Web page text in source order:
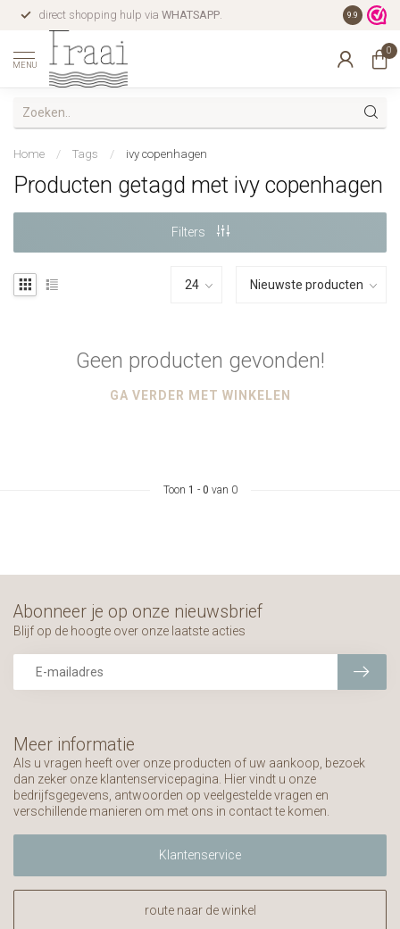
direct shopping hulp via WHATSAPP. gratis
9.9
MENU
0
Home / Tags / ivy copenhagen
Producten getagd met ivy copenhagen
Filters
Geen producten gevonden!
GA VERDER MET WINKELEN
Toon 1 - 0 van 0
Meer informatie
Als u vragen heeft over onze producten of uw aankoop, bezoek
dan zeker onze klantenservicepagina. Hier vindt u onze
bedrijfsgegevens, antwoorden op veelgestelde vragen en
verschillende manieren om met ons in contact te komen.
Klantenservice
route naar de winkel
Abonneer je op onze nieuwsbrief
Blijf op de hoogte over onze laatste acties